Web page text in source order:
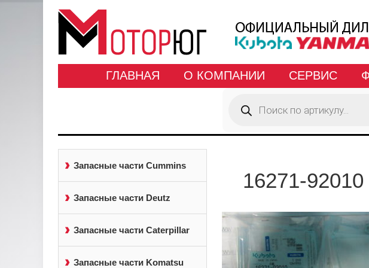
ГЛАВНАЯ О КОМПАНИИ СЕРВИС
товаров
Запасные части Cummins
Запасные части Deutz
Запасные части Caterpillar
Запасные части Komatsu
16271-92010